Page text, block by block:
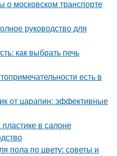
о московском транспорте
руководство для
как выбрать печь
есть в
от царапин: эффективные
в салоне
пола по цвету: советы и